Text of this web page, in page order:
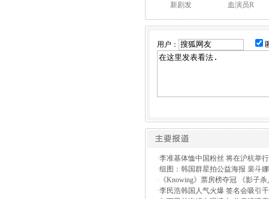
新剧发
血演员R
用户：
·李准基体恤中国粉丝 将在沪杭举
·组图：韩国群星拍公益海报 裴斗
· 《Knowing》票房榜夺冠 《影子杀
·李民浩韩国人气火爆 签名会吸引